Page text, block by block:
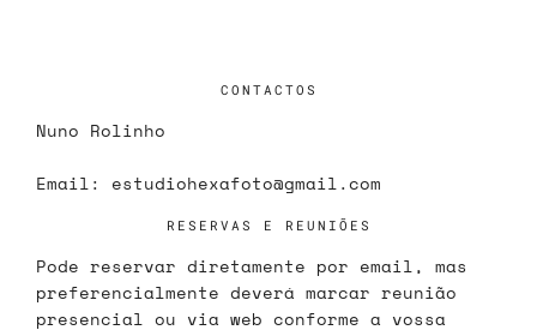
CONTACTOS
Nuno Rolinho
Email: estudiohexafoto@gmail.com
RESERVAS E REUNIÕES
Pode reservar diretamente por email, mas
preferencialmente deverá marcar reunião
presencial ou via web conforme a vossa